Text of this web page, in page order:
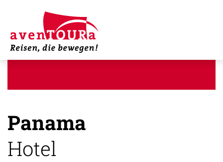
Panama
Hotel